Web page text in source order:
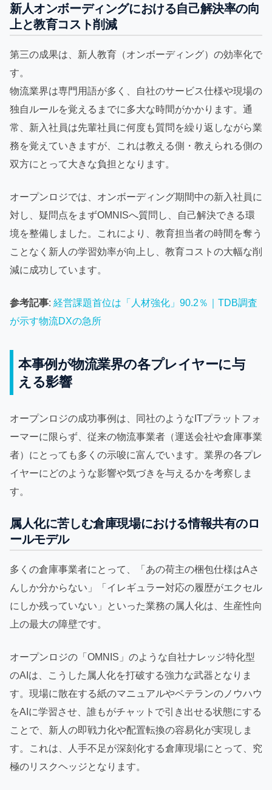
新人オンボーディングにおける自己解決率の向
上と教育コスト削減
第三の成果は、新人教育（オンボーディング）の効率化で
す。
物流業界は専門用語が多く、自社のサービス仕様や現場の
独自ルールを覚えるまでに多大な時間がかかります。通
常、新入社員は先輩社員に何度も質問を繰り返しながら業
務を覚えていきますが、これは教える側・教えられる側の
双方にとって大きな負担となります。
オープンロジでは、オンボーディング期間中の新入社員に
対し、疑問点をまずOMNISへ質問し、自己解決できる環
境を整備しました。これにより、教育担当者の時間を奪う
ことなく新人の学習効率が向上し、教育コストの大幅な削
減に成功しています。
参考記事: 経営課題首位は「人材強化」90.2％｜TDB調査
が示す物流DXの急所
本事例が物流業界の各プレイヤーに与
える影響
オープンロジの成功事例は、同社のようなITプラットフォ
ーマーに限らず、従来の物流事業者（運送会社や倉庫事業
者）にとっても多くの示唆に富んでいます。業界の各プレ
イヤーにどのような影響や気づきを与えるかを考察しま
す。
属人化に苦しむ倉庫現場における情報共有のロ
ールモデル
多くの倉庫事業者にとって、「あの荷主の梱包仕様はAさ
んしか分からない」「イレギュラー対応の履歴がエクセル
にしか残っていない」といった業務の属人化は、生産性向
上の最大の障壁です。
オープンロジの「OMNIS」のような自社ナレッジ特化型
のAIは、こうした属人化を打破する強力な武器となりま
す。現場に散在する紙のマニュアルやベテランのノウハウ
をAIに学習させ、誰もがチャットで引き出せる状態にする
ことで、新人の即戦力化や配置転換の容易化が実現しま
す。これは、人手不足が深刻化する倉庫現場にとって、究
極のリスクヘッジとなります。